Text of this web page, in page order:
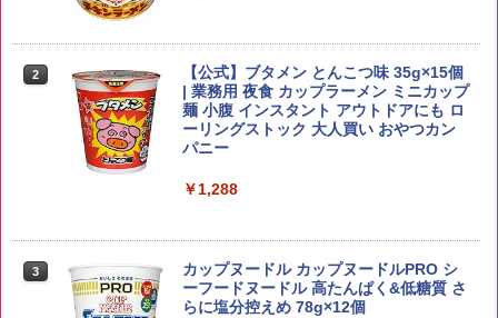
2
新潟ケンベイ【精米】新潟県産にじのき
らめき 5kg 令和7年産
￥3,056
3
by Amazon あきたこまちブレンド 無洗
米 5kg
￥3,396
角瓶 2700ml サントリー ウイスキー ハ
イボール 大容量
3
トリスウイスキー 4000ml サントリー 大
容量 4リットル
2
【公式】ブタメン とんこつ味 35g×15個
| 業務用 夜食 カップラーメン ミニカップ
麺 小腹 インスタント アウトドアにも ロ
ーリングストック 大人買い おやつカン
パニー
￥1,288
3
カップヌードル カップヌードルPRO シ
ーフードヌードル 高たんぱく&低糖質 さ
らに塩分控えめ 78g×12個